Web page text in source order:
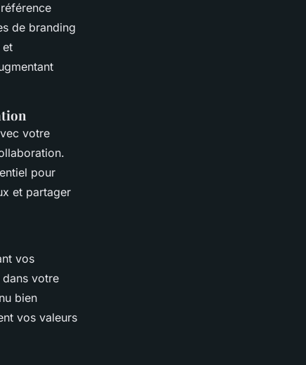
de branding
et
votre
pour
et partager
vos
votre
bien
vos valeurs